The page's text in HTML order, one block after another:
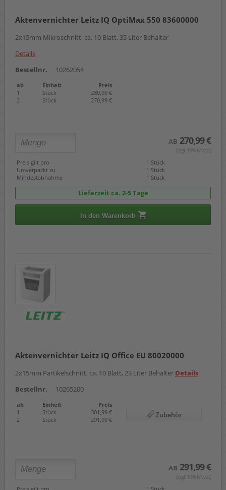
Aktenvernichter Leitz IQ OptiMax 550 83600000
2x15mm Mikroschnitt, ca. 10 Blatt, 35 Liter Behälter
Details
Bestellnr.
10262054
ab Einheit
Preis
1
Stück
280,99 €
2
Stück 270,99 €
AB 270,99 €
(zzgl. 19% Mwst.)
Preis gilt pro
1 Stück
Umverpackt zu
1 Stück
Mindestabnahme
1 Stück
Lieferzeit ca. 2-5 Tage
In den Warenkorb
Aktenvernichter Leitz IQ Office EU 80020000
2x15mm Partikelschnitt, ca. 10 Blatt, 23 Liter Behälter Details
Bestellnr.
10265200
ab Einheit
Preis
1
Stück
301,99 €
2
Stück 291,99 €
Zubehör
AB 291,99 €
(zzgl. 19% Mwst.)